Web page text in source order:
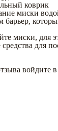
коврик
миски
барьер,
миски, для
для
войдите